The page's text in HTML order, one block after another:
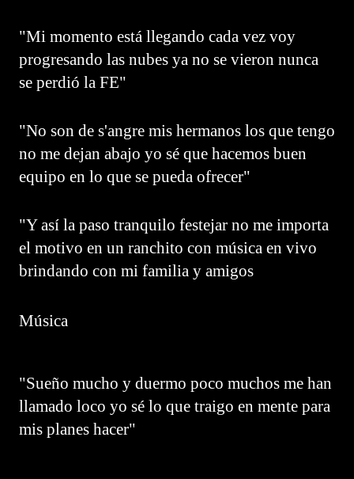
"Mi momento está llegando cada vez voy
progresando las nubes ya no se vieron nunca
se perdió la FE"
"No son de s'angre mis hermanos los que tengo
no me dejan abajo yo sé que hacemos buen
equipo en lo que se pueda ofrecer"
"Y así la paso tranquilo festejar no me importa
el motivo en un ranchito con música en vivo
brindando con mi familia y amigos
Música
"Sueño mucho y duermo poco muchos me han
llamado loco yo sé lo que traigo en mente para
mis planes hacer"